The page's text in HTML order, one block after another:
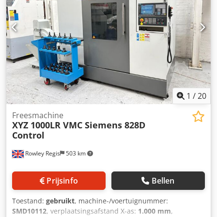
1 /20
Rowley Regis 503 km
Freesmachine
XYZ 1000LR VMC Siemens 828D
Control
Prijsinfo Bellen
Toestand: gebruikt, machine-/voertuignummer:
SMD10112, verplaatsingsafstand X-as: 1.000 mm,